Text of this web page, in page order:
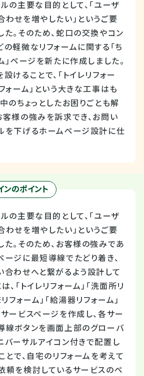
の主要な目的として、「ユーザ
わせを増やしたい」というご要
。そのため、蛇口の交換やコン
軽微なリフォームに関する「ち
」ページを新たに作成しました。
けることで、「トイレリフォー
ォーム」という大きな工事はも
のちょっとしたお困りごとも解
客様の強みを訴求でき、お問い
を下げるホームページ設計に仕
ンのポイント
の主要な目的として、「ユーザ
わせを増やしたい」というご要
。そのため、お客様の強みであ
ージに最短導線でたどり着き、
合わせへと繋がるよう設計して
、「トイレリフォーム」「洗面所リ
リフォーム」「給湯器リフォーム」
ービスページを作成し、各サー
線ボタンを画面上部のグローバ
バーサルアイコン付きで配置し
とで、自宅のリフォームを考えて
頼を検討しているサービスのペ